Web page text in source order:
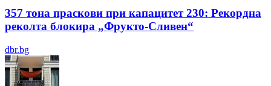
357 тона праскови при капацитет 230: Рекордна
реколта блокира „Фрукто-Сливен“
dbr.bg